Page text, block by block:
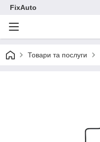
FixAuto
Товари та послуги